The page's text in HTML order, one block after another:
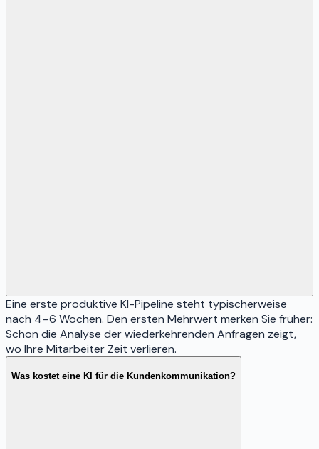
Eine erste produktive KI-Pipeline steht typischerweise
nach 4–6 Wochen. Den ersten Mehrwert merken Sie früher:
Schon die Analyse der wiederkehrenden Anfragen zeigt,
wo Ihre Mitarbeiter Zeit verlieren.
Was kostet eine KI für die Kundenkommunikation?